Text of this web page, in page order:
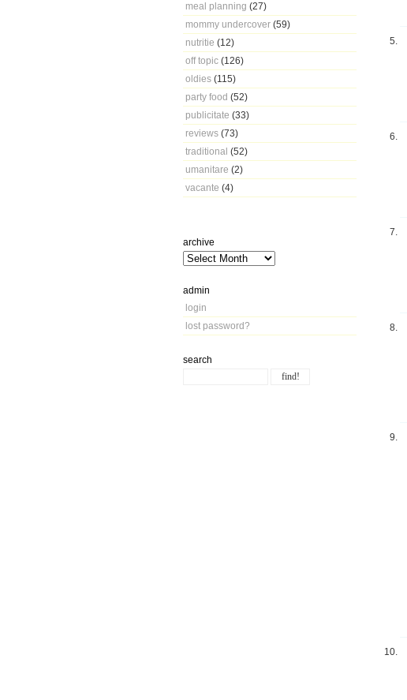
meal planning (27)
mommy undercover (59)
nutritie (12)
off topic (126)
oldies (115)
party food (52)
publicitate (33)
reviews (73)
traditional (52)
umanitare (2)
vacante (4)
archive
admin
login
lost password?
search